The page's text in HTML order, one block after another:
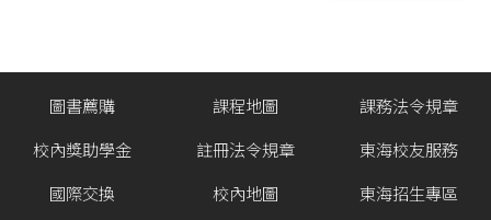
圖書薦購
校內獎助學金
國際交換
課程地圖
註冊法令規章
校內地圖
課務法令規章
東海校友服務
東海招生專區